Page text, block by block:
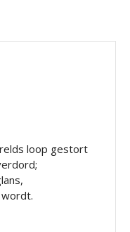
loop gestort